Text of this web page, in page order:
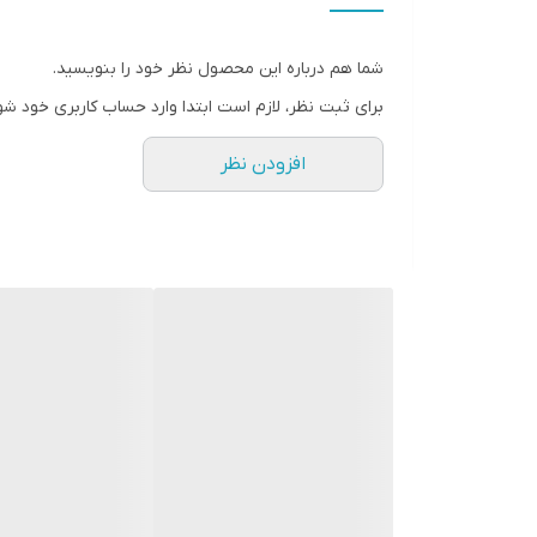
شما هم درباره این محصول نظر خود را بنویسید.
برای ثبت نظر، لازم است ابتدا وارد حساب کاربری خود
افزودن نظر